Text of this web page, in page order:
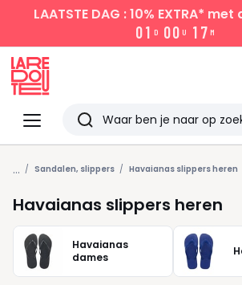
LAATSTE DAG : 10% EXTRA* met
01 D 00 U 1 7 M
Menu
Redoute
Zoeken
Laatst
bekeken
... Sandalen, slippers Havaianas slippers heren
Havaianas slippers heren
Havaianas
dames